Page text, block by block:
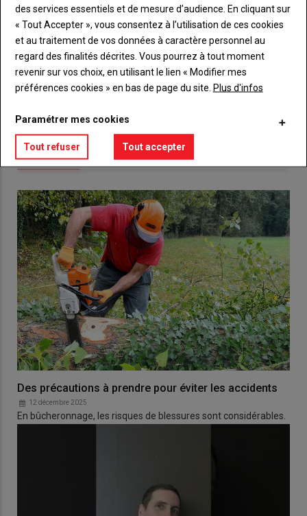
titre
TITRE CRÉEZ UN COMPTE
BodyChoisissez votre formule et créez votre
compte pour accéder à tout {nom-site}.
VOUS AIMEREZ AUSSI
Des précautions à prendre pour éviter les accidents
12 décembre 2025
En bûcheronnage, les risques de blessures sont considérables.
des services essentiels et de mesure d’audience. En cliquant sur
« Tout Accepter », vous consentez à l’utilisation de ces cookies
et au traitement de vos données à caractère personnel au
regard des finalités décrites. Vous pourrez à tout moment
revenir sur vos choix, en utilisant le lien « Modifier mes
préférences cookies » en bas de page du site. Plus d'infos
Paramétrer mes cookies
Tout refuser Tout accepter